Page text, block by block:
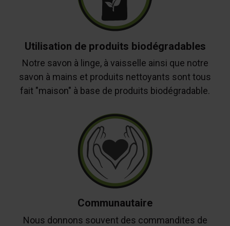
Utilisation de produits biodégradables
Notre savon à linge, à vaisselle ainsi que notre
savon à mains et produits nettoyants sont tous
fait "maison" à base de produits biodégradable.
Communautaire
Nous donnons souvent des commandites de